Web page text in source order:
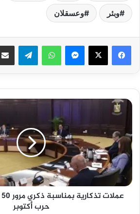
وبئر وعسقلان
فيسبوك ‫X ماسنجر واتساب تيلقرام
عملات
تذكارية
ذكري
مرور
50
عامًا
على
انتصارات
حرب
حرب أكتوبر